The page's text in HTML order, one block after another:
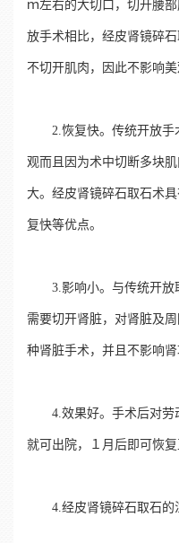
ｍ左右的大切口，切开腰
放手术相比，经皮肾镜碎
不切开肌肉，因此不影响美
2.恢复快。传统开放
观而且因为术中切断多块
大。经皮肾镜碎石取石术
复快等优点。
3.影响小。与传统开
需要切开肾脏，对肾脏及
种肾脏手术，并且不影响肾
4.效果好。手术后对劳
就可出院，１月后即可恢复
4.经皮肾镜碎石取石的